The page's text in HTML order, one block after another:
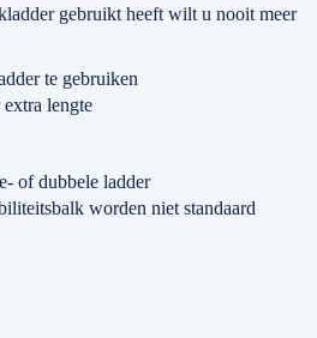
gebruikt heeft wilt u nooit meer
te gebruiken
lengte
of dubbele ladder
worden niet standaard